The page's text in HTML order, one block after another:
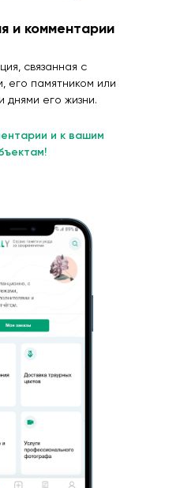
и комментарии
связанная с
его памятником или
днями его жизни.
и к вашим